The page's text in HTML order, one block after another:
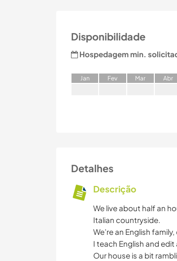
Disponibilidade
Hospedagem min.
Jan Fev Mar Abr
Detalhes
Descrição
We live about half an
Italian countryside.
We’re an English
I teach English and
Our house is a bit